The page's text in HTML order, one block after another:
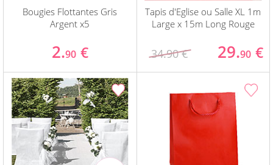
Bougies Flottantes Gris
Argent x5
2.90 €
Tapis d'Eglise ou Salle XL 1m
Large x 15m Long Rouge
34.90 € 29.90 €